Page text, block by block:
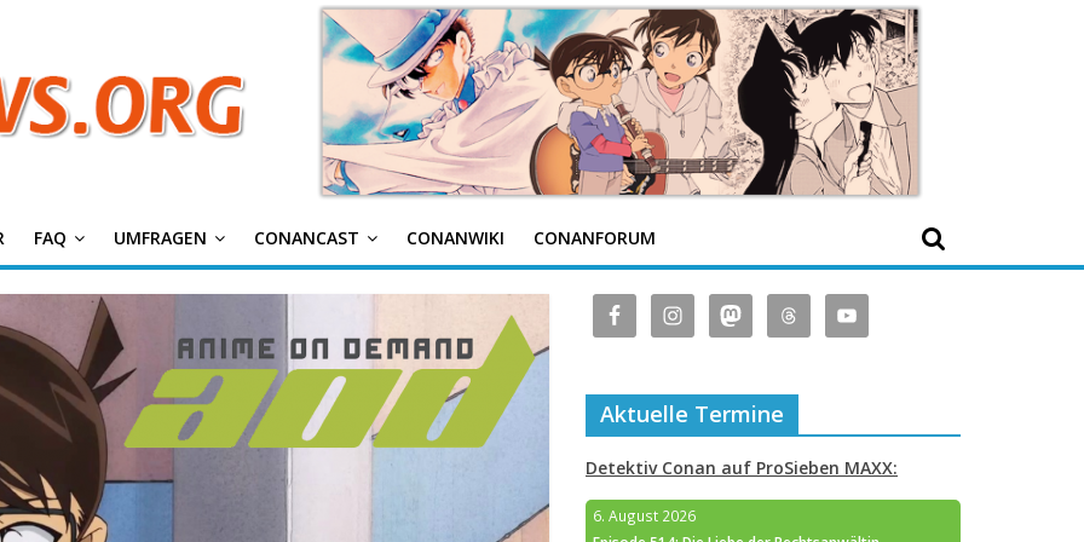
FAQ UMFRAGEN CONANCAST CONANWIKI CONANFORUM
Aktuelle Termine
Detektiv Conan auf ProSieben MAXX:
6. August 2026